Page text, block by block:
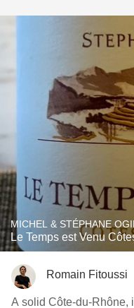
MICHEL & STÉPHANE
Le Temps est Venu
Romain Fitoussi
A solid Côte-du-Rhône,